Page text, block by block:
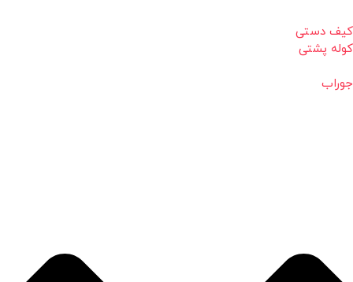
کیف دستی
کوله پشتی
جوراب